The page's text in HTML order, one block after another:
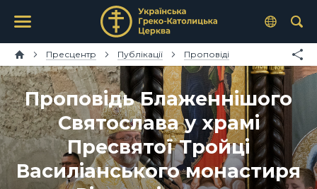
Пресцентр Публікації Проповіді
Проповідь Блаженнішого
Святослава у храмі
Пресвятої Тройці
Василіанського монастиря